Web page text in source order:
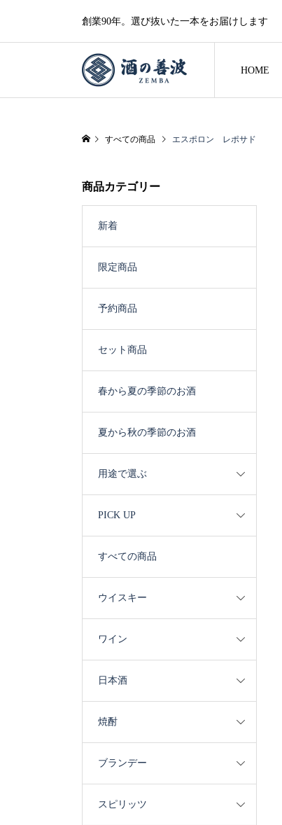
創業90年。選び抜いた一本をお届けします
HOME
すべての商品 エスポロン レポサド
商品カテゴリー
新着
限定商品
予約商品
セット商品
春から夏の季節のお酒
夏から秋の季節のお酒
用途で選ぶ
PICK UP
すべての商品
ウイスキー
ワイン
日本酒
焼酎
ブランデー
スピリッツ